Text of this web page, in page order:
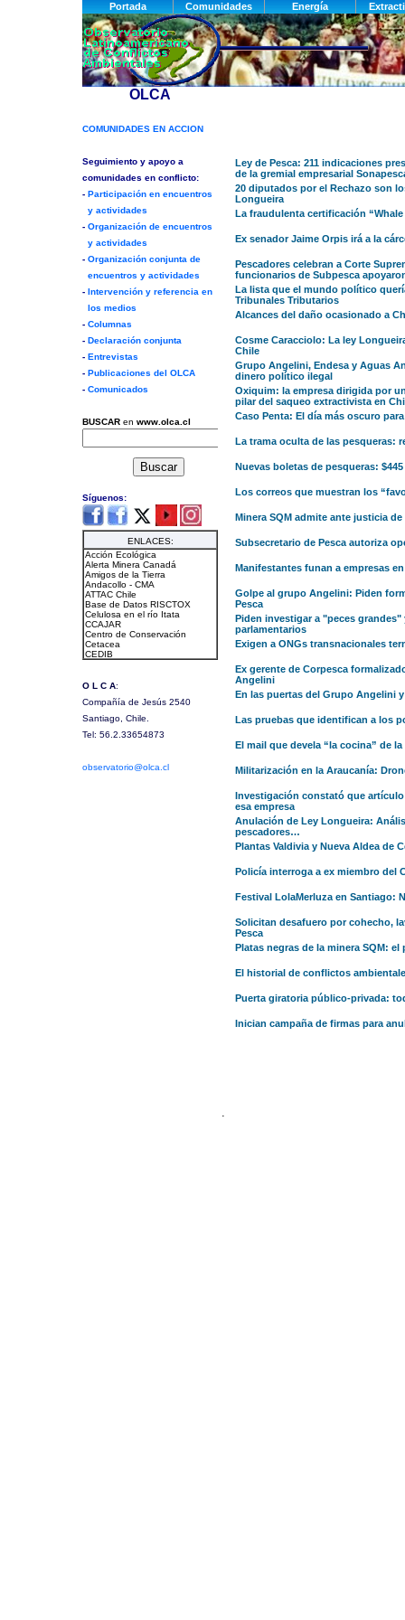
Ley de Pesca: 211 indicaciones
de la gremial empresarial
20 diputados por el Rechazo son
Longueira
La fraudulenta certificación
Ex senador Jaime Orpis irá a la
Pescadores celebran a Corte
funcionarios de Subpesca
La lista que el mundo político
Tribunales Tributarios
Alcances del daño ocasionado a
Cosme Caracciolo: La ley
Chile
Grupo Angelini, Endesa y Aguas
dinero político ilegal
Oxiquim: la empresa dirigida por
pilar del saqueo extractivista en
Caso Penta: El día más oscuro
La trama oculta de las pesqueras:
Nuevas boletas de pesqueras:
Los correos que muestran los
Minera SQM admite ante justicia
Subsecretario de Pesca autoriza
Manifestantes funan a empresas
Golpe al grupo Angelini: Piden
Pesca
Piden investigar a "peces
parlamentarios
Exigen a ONGs transnacionales
Ex gerente de Corpesca
Angelini
En las puertas del Grupo Angelini
Las pruebas que identifican a los
El mail que devela “la cocina” de
Militarización en la Araucanía:
Investigación constató que artículo
esa empresa
Anulación de Ley Longueira:
pescadores…
Plantas Valdivia y Nueva Aldea de
Policía interroga a ex miembro del
Festival LolaMerluza en Santiago:
Solicitan desafuero por cohecho,
Pesca
Platas negras de la minera SQM:
El historial de conflictos
Puerta giratoria público-privada:
Inician campaña de firmas para
.